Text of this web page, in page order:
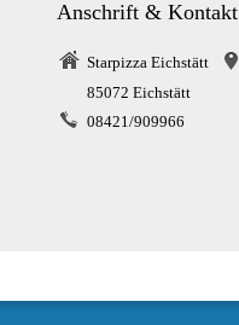
Anschrift & Kontakt
Starpizza Eichstätt
85072 Eichstätt
08421/909966